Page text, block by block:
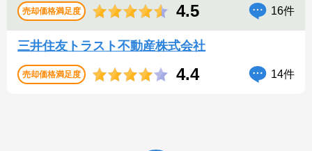
売却価格満足度 4.5 16件
三井住友トラスト不動産株式会社
売却価格満足度 4.4 14件